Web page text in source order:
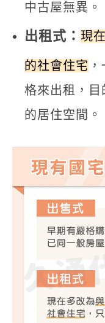
中古屋無異。
出租式： 現
的社會住宅
格來出租，目
的居住空間。